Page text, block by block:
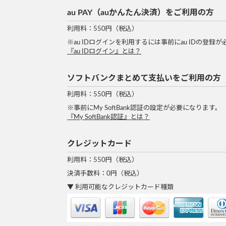
au PAY（auかんたん決済）をご利用の方
利用料：550円（税込）
※au IDログインを利用するには事前にau IDの登録が
『au IDログイン』とは？
ソフトバンクまとめて支払いをご利用の方
利用料：550円（税込）
※事前にMy SoftBank認証の設定が必要になります。
『My SoftBank認証』とは？
クレジットカード
利用料：550円（税込）
決済手数料：0円（税込）
利用可能なクレジットカード種類